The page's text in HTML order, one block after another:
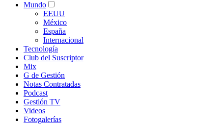
Mundo
EEUU
México
España
Internacional
Tecnología
Club del Suscriptor
Mix
G de Gestión
Notas Contratadas
Podcast
Gestión TV
Videos
Fotogalerías